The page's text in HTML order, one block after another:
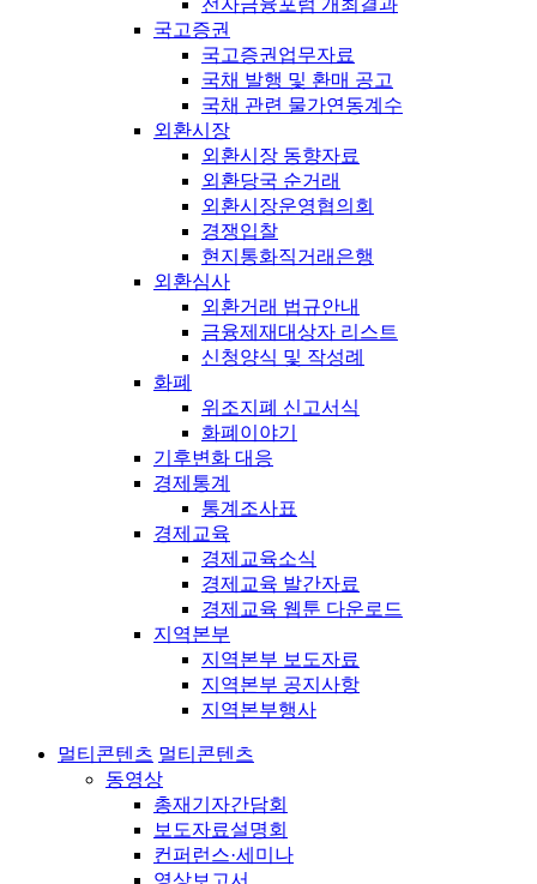
전자금융포럼 개최결과
국고증권
국고증권업무자료
국채 발행 및 환매 공고
국채 관련 물가연동계수
외환시장
외환시장 동향자료
외환당국 순거래
외환시장운영협의회
경쟁입찰
현지통화직거래은행
외환심사
외환거래 법규안내
금융제재대상자 리스트
신청양식 및 작성례
화폐
위조지폐 신고서식
화폐이야기
기후변화 대응
경제통계
통계조사표
경제교육
경제교육소식
경제교육 발간자료
경제교육 웹툰 다운로드
지역본부
지역본부 보도자료
지역본부 공지사항
지역본부행사
멀티콘텐츠 멀티콘텐츠
동영상
총재기자간담회
보도자료설명회
컨퍼런스·세미나